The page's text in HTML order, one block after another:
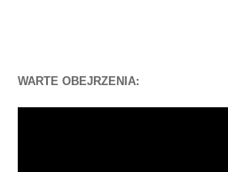
WARTE OBEJRZENIA: